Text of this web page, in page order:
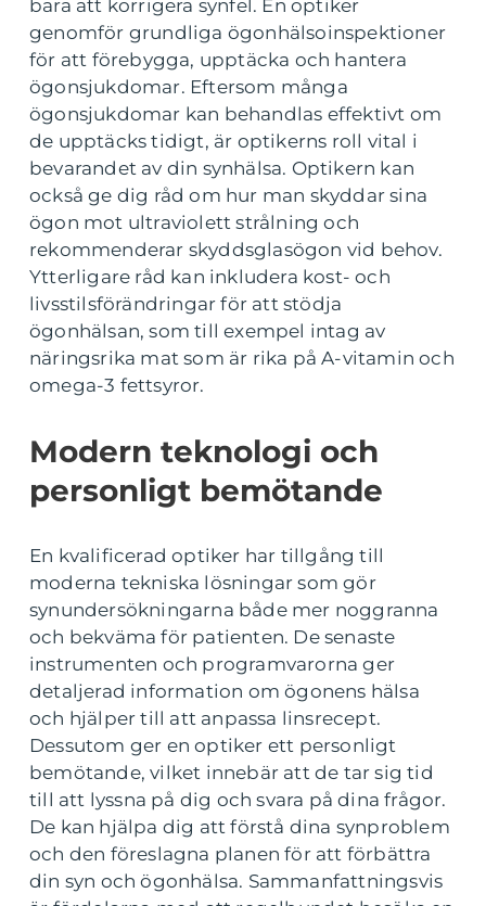
bara att korrigera synfel. En optiker
genomför grundliga ögonhälsoinspektioner
för att förebygga, upptäcka och hantera
ögonsjukdomar. Eftersom många
ögonsjukdomar kan behandlas effektivt om
de upptäcks tidigt, är optikerns roll vital i
bevarandet av din synhälsa. Optikern kan
också ge dig råd om hur man skyddar sina
ögon mot ultraviolett strålning och
rekommenderar skyddsglasögon vid behov.
Ytterligare råd kan inkludera kost- och
livsstilsförändringar för att stödja
ögonhälsan, som till exempel intag av
näringsrika mat som är rika på A-vitamin och
omega-3 fettsyror.
Modern teknologi och
personligt bemötande
En kvalificerad optiker har tillgång till
moderna tekniska lösningar som gör
synundersökningarna både mer noggranna
och bekväma för patienten. De senaste
instrumenten och programvarorna ger
detaljerad information om ögonens hälsa
och hjälper till att anpassa linsrecept.
Dessutom ger en optiker ett personligt
bemötande, vilket innebär att de tar sig tid
till att lyssna på dig och svara på dina frågor.
De kan hjälpa dig att förstå dina synproblem
och den föreslagna planen för att förbättra
din syn och ögonhälsa. Sammanfattningsvis